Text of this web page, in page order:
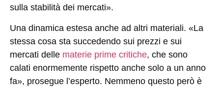
sulla stabilità dei mercati».
Una dinamica estesa anche ad altri materiali. «La
stessa cosa sta succedendo sui prezzi e sui
mercati delle materie prime critiche, che sono
calati enormemente rispetto anche solo a un anno
fa», prosegue l’esperto. Nemmeno questo però è